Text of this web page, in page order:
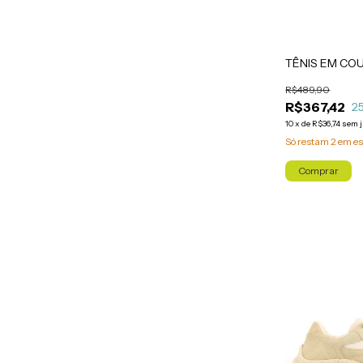
TÊNIS EM
R$367,42
R$489,90
10xde R$36,74 sem
Só restam2em
Comprar